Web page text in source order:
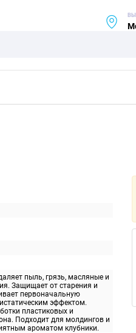
пыль, грязь, масляные и
Защищает от старения и
первоначальную
эффектом.
пластиковых и
Подходит для молдингов и
ароматом клубники.